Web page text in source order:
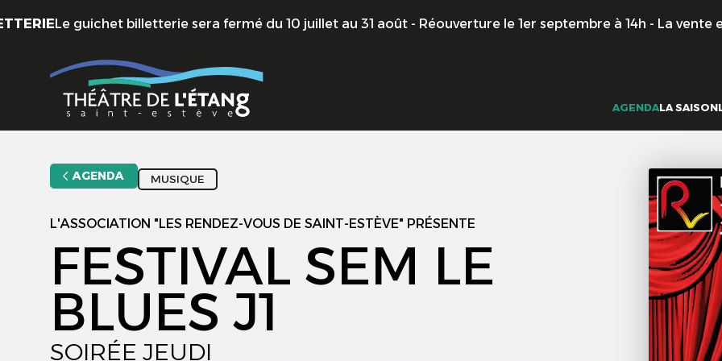
Le guichet billetterie sera fermé du 10 juillet au 31 août - Réouverture le 1er septembre à 14h - La vente en
AGENDALA SAISON
AGENDA MUSIQUE
L'ASSOCIATION "LES RENDEZ-VOUS DE SAINT-ESTÈVE" PRÉSENTE
FESTIVAL SEM LE
BLUES J1
SOIRÉE JEUDI